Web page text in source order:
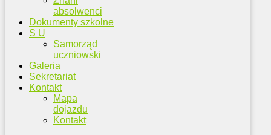
absolwenci
Dokumenty szkolne
S U
Samorząd
uczniowski
Galeria
Sekretariat
Kontakt
Mapa
dojazdu
Kontakt